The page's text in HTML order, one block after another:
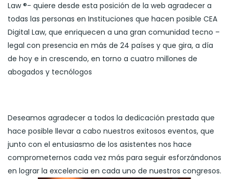
Law ®- quiere desde esta posición de la web agradecer a
todas las personas en Instituciones que hacen posible CEA
Digital Law, que enriquecen a una gran comunidad tecno –
legal con presencia en más de 24 países y que gira, a día
de hoy e in crescendo, en torno a cuatro millones de
abogados y tecnólogos
Deseamos agradecer a todos la dedicación prestada que
hace posible llevar a cabo nuestros exitosos eventos, que
junto con el entusiasmo de los asistentes nos hace
comprometernos cada vez más para seguir esforzándonos
en lograr la excelencia en cada uno de nuestros congresos.